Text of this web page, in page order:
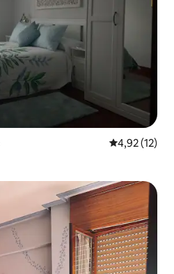
4,92 de uma
4,92 (12)